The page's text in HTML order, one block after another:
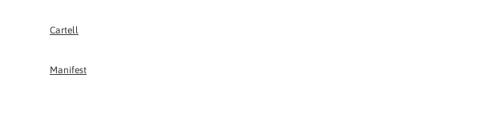
Cartell
Manifest